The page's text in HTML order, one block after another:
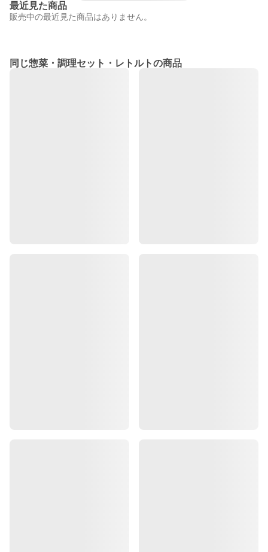
最近見た商品
販売中の最近見た商品はありません。
同じ惣菜・調理セット・レトルトの商品